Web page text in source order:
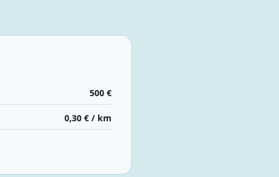
500 €
0,30 € / km